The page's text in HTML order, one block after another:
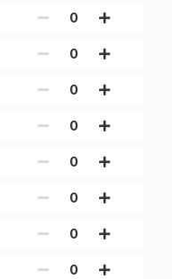
0
0
0
0
0
0
0
0